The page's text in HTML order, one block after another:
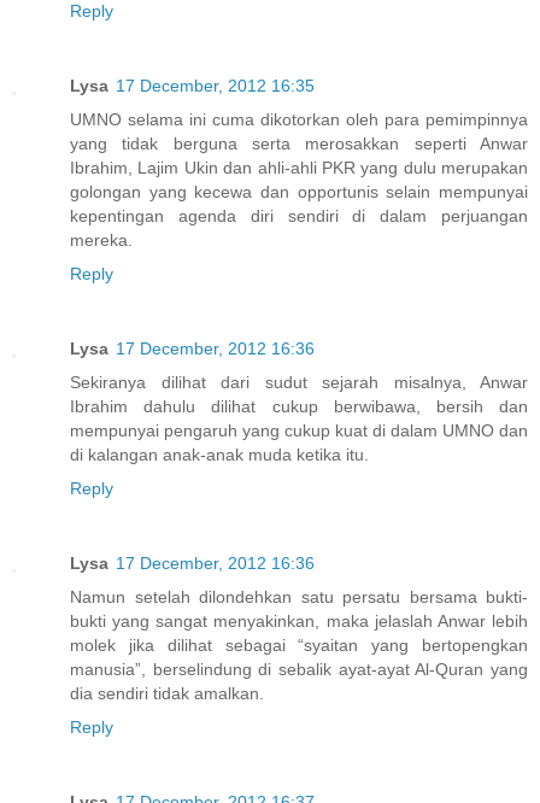
Reply
Lysa 17 December, 2012 16:35
UMNO selama ini cuma dikotorkan oleh para pemimpinnya
yang tidak berguna serta merosakkan seperti Anwar
Ibrahim, Lajim Ukin dan ahli-ahli PKR yang dulu merupakan
golongan yang kecewa dan opportunis selain mempunyai
kepentingan agenda diri sendiri di dalam perjuangan
mereka.
Reply
Lysa 17 December, 2012 16:36
Sekiranya dilihat dari sudut sejarah misalnya, Anwar
Ibrahim dahulu dilihat cukup berwibawa, bersih dan
mempunyai pengaruh yang cukup kuat di dalam UMNO dan
di kalangan anak-anak muda ketika itu.
Reply
Lysa 17 December, 2012 16:36
Namun setelah dilondehkan satu persatu bersama bukti-
bukti yang sangat menyakinkan, maka jelaslah Anwar lebih
molek jika dilihat sebagai “syaitan yang bertopengkan
manusia”, berselindung di sebalik ayat-ayat Al-Quran yang
dia sendiri tidak amalkan.
Reply